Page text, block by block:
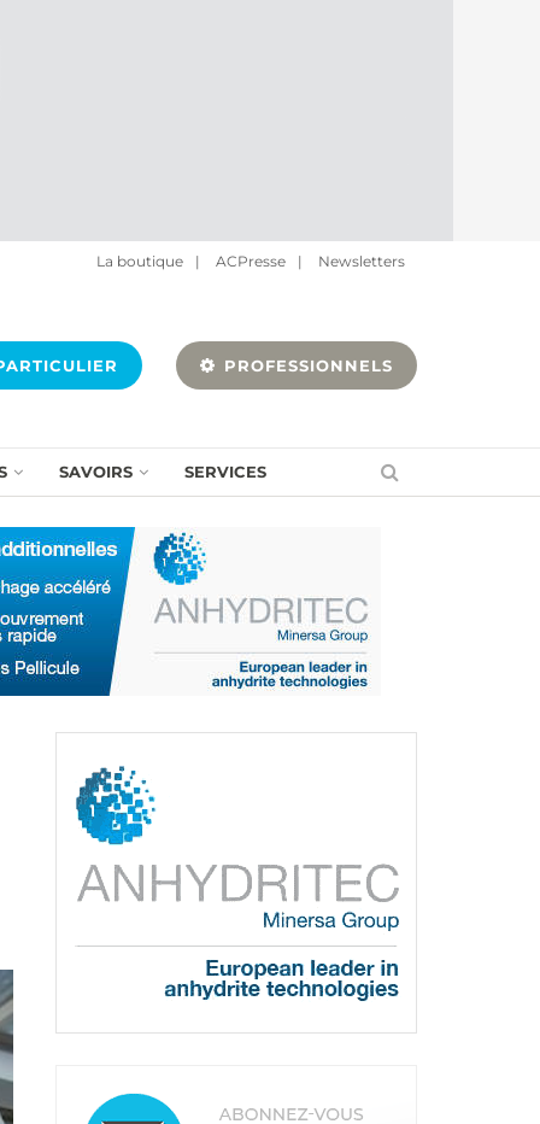
La boutique | ACPresse | Newsletters
PROFESSIONNELS
SAVOIRS SERVICES